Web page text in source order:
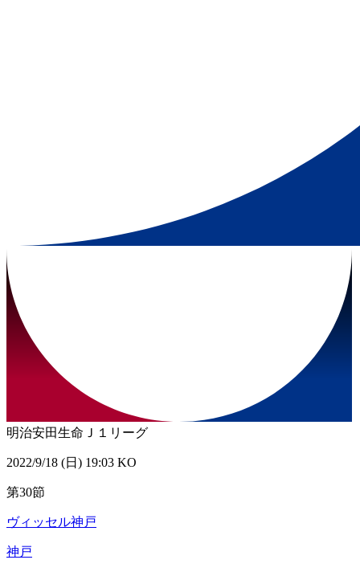
明治安田生命Ｊ１リーグ
2022/9/18 (日) 19:03 KO
第30節
ヴィッセル神戸
神戸